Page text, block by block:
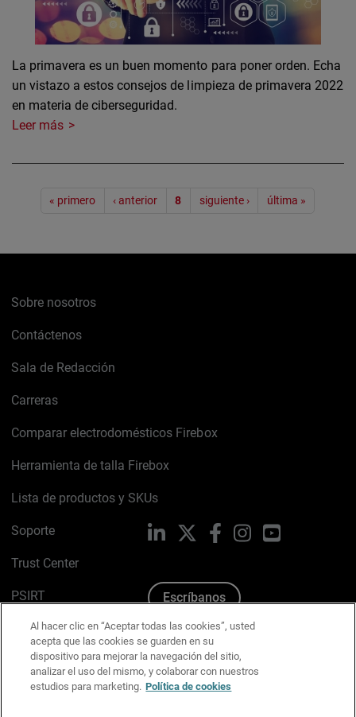
La primavera es un buen momento para poner orden. Echa
un vistazo a estos consejos de limpieza de primavera 2022
en materia de ciberseguridad.
Leer más
Paginación
« primero ‹ anterior 8 siguiente › última »
Sobre nosotros
Contáctenos
Sala de Redacción
Carreras
Comparar electrodomésticos Firebox
Herramienta de talla Firebox
Lista de productos y SKUs
Soporte
Trust Center
PSIRT
Política de cookies
Política de privacidad
Kit de medios y marca
LinkedIn FacebookInstagram
Escríbanos
Al hacer clic en “Aceptar todas las cookies”, usted
acepta que las cookies se guarden en su
dispositivo para mejorar la navegación del sitio,
analizar el uso del mismo, y colaborar con nuestros
estudios para marketing. Política de cookies